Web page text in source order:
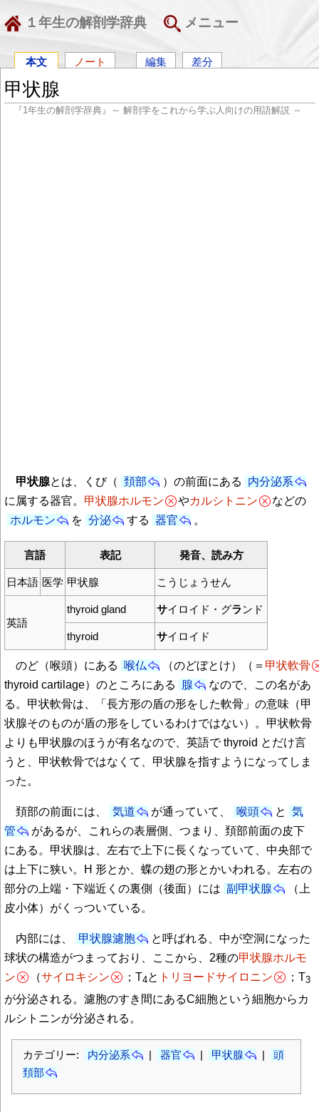
１年生の解剖学辞典 メニュー
本文 ノート 編集 差分
甲状腺
『1年生の解剖学辞典』～ 解剖学をこれから学ぶ人向けの用語解説 ～
甲状腺とは、くび（ 頚部 ）の前面にある
内分泌系
に属する器官。 甲状腺ホルモン やカルシトニン
などの
ホルモン
を 分泌 する 器官 。
言語 表記 発音、読み方
日本語 医学 甲状腺 こうじょうせん
英語
thyroid gland サイロイド・グランド
thyroid サイロイド
のど（喉頭）にある 喉仏 （のどぼとけ）（＝ 甲状軟骨
thyroid cartilage）のところにある
腺
なので、この名があ
る。甲状軟骨は、「長方形の盾の形をした軟骨」の意味（甲
状腺そのものが盾の形をしているわけではない）。甲状軟骨
よりも甲状腺のほうが有名なので、英語で thyroid とだけ言
うと、甲状軟骨ではなくて、甲状腺を指すようになってしま
った。
頚部の前面には、 気道 が通っていて、 喉頭 と
気
管
があるが、これらの表層側、つまり、頚部前面の皮下
にある。甲状腺は、左右で上下に長くなっていて、中央部で
は上下に狭い。H 形とか、蝶の翅の形とかいわれる。左右の
部分の上端・下端近くの裏側（後面）には 副甲状腺
（上
皮小体）がくっついている。
内部には、 甲状腺濾胞
と呼ばれる、中が空洞になった
球状の構造がつまっており、ここから、2種の甲状腺ホルモ
ン
（サイロキシン ；T4と トリヨードサイロニン ；T3
が分泌される。濾胞のすき間にあるC細胞という細胞からカ
ルシトニンが分泌される。
カテゴリー: 内分泌系 | 器官 | 甲状腺 |
頭
頚部